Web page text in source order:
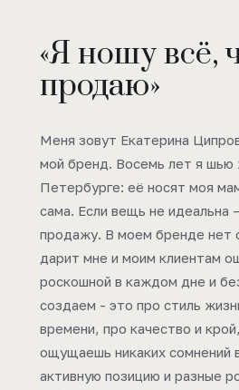
«Я ношу всё,
продаю»
Меня зовут Екатерина
мой бренд. Восемь лет я
Петербурге: её носят моя
сама. Если вещь не идеальна
продажу. В моем бренде нет
дарит мне и моим клиентам
роскошной в каждом дне и
создаем - это про стиль
времени, про качество и
ощущаешь никаких сомнений
активную позицию и разные